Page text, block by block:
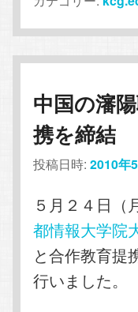
中国の瀋
携を締結
投稿日時:2010年
５月２４日（
都情報大学院
と合作教育提
行いました。